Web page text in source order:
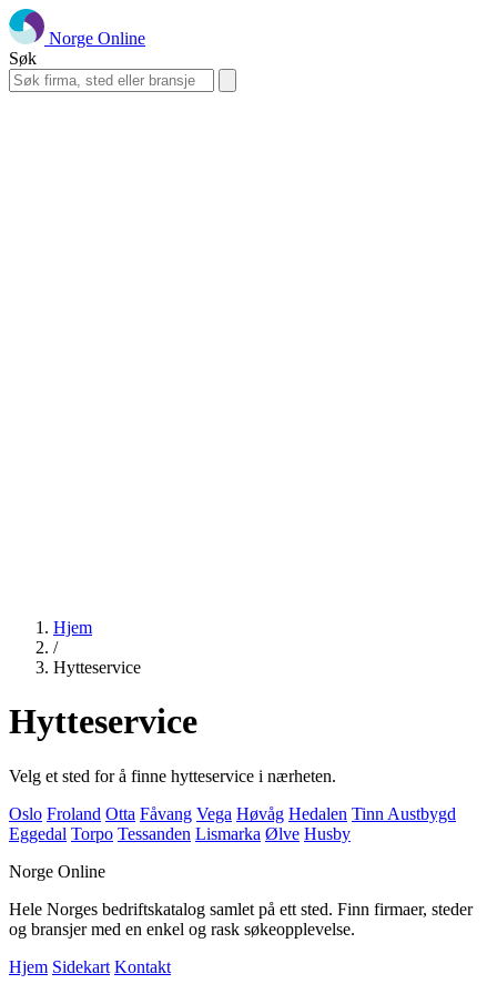
Norge Online
Søk
Hjem
/
Hytteservice
Hytteservice
Velg et sted for å finne hytteservice i nærheten.
Oslo Froland Otta Fåvang Vega Høvåg Hedalen Tinn Austbygd
Eggedal Torpo Tessanden Lismarka Ølve Husby
Norge Online
Hele Norges bedriftskatalog samlet på ett sted. Finn firmaer, steder
og bransjer med en enkel og rask søkeopplevelse.
Hjem Sidekart Kontakt